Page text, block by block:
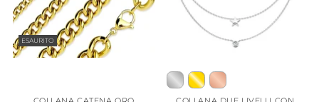
ESAURITO